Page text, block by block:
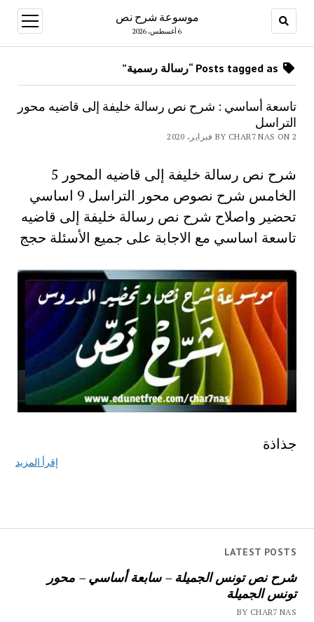
موسوعة شرح نص
6 أغسطس، 2026
open
menu
LATEST POSTS
شرح نص تونس الجميلة – سابعة أساسي – محور
تونس الجميلة
BY CHAR7 NAS
تاسعة أساسي : شرح نص رسالة خليفة إلى قاضيه محور
التراسل
BY CHAR7 NAS ON 2 فبراير، 2020
شرح نص رسالة خليفة إلى قاضيه المحور 5
الخامس شرح نصوص محور التراسل 9 اساسي
تحضير واصلاح شرح نص رسالة خليفة إلى قاضيه
تاسعة اساسي مع الاجابة على جميع الأسئلة حجج
جذاذة
إقرأ المزيد